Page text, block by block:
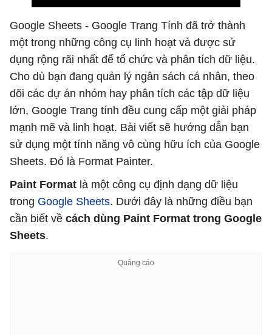
Google Sheets - Google Trang Tính đã trở thành
một trong những công cụ linh hoạt và được sử
dụng rộng rãi nhất để tổ chức và phân tích dữ liệu.
Cho dù bạn đang quản lý ngân sách cá nhân, theo
dõi các dự án nhóm hay phân tích các tập dữ liệu
lớn, Google Trang tính đều cung cấp một giải pháp
mạnh mẽ và linh hoạt. Bài viết sẽ hướng dẫn bạn
sử dụng một tính năng vô cùng hữu ích của Google
Sheets. Đó là Format Painter.
Paint Format là một công cụ định dạng dữ liệu
trong Google Sheets. Dưới đây là những điều bạn
cần biết về cách dùng Paint Format trong Google
Sheets.